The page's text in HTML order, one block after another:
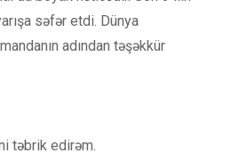
səfər etdi. Dünya
adından təşəkkür
təbrik edirəm.